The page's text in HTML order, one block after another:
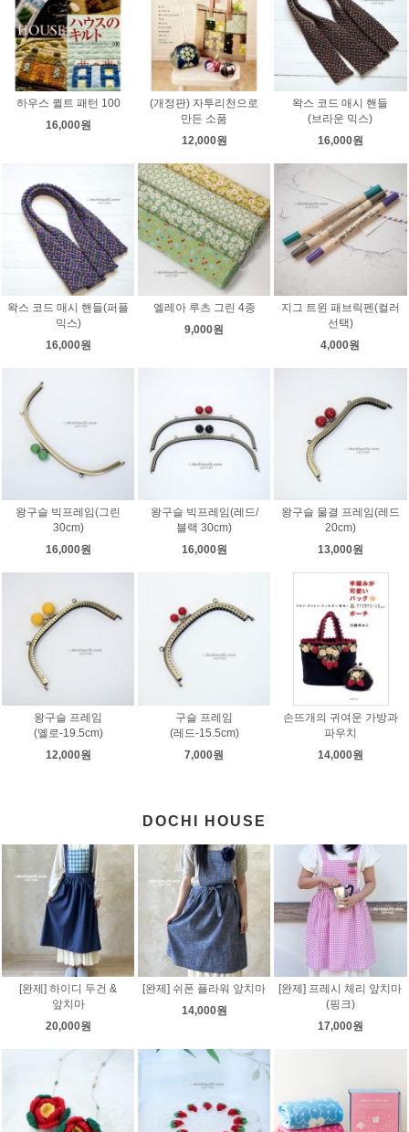
하우스 퀼트 패턴 100
16,000원
(개정판) 자투리천으로
만든 소품
12,000원
왁스 코드 매시 핸들
(브라운 믹스)
16,000원
왁스 코드 매시 핸들(퍼플
믹스)
16,000원
엘레아 루츠 그린 4종
9,000원
지그 트윈 패브릭펜(컬러
선택)
4,000원
왕구슬 빅프레임(그린
30cm)
16,000원
왕구슬 빅프레임(레드/
블랙 30cm)
16,000원
왕구슬 물결 프레임(레드
20cm)
13,000원
왕구슬 프레임
(옐로-19.5cm)
12,000원
구슬 프레임
(레드-15.5cm)
7,000원
손뜨개의 귀여운 가방과
파우치
14,000원
DOCHI HOUSE
[완제] 하이디 두건 &
앞치마
20,000원
[완제] 쉬폰 플라워 앞치마
14,000원
[완제] 프레시 체리 앞치마
(핑크)
17,000원